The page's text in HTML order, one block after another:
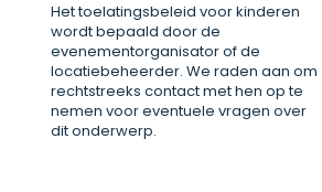
Het toelatingsbeleid voor kinderen
wordt bepaald door de
evenementorganisator of de
locatiebeheerder. We raden aan om
rechtstreeks contact met hen op te
nemen voor eventuele vragen over
dit onderwerp.